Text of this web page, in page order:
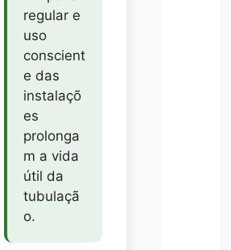
regular e
uso
conscient
e das
instalaçõ
es
prolonga
m a vida
útil da
tubulaçã
o.